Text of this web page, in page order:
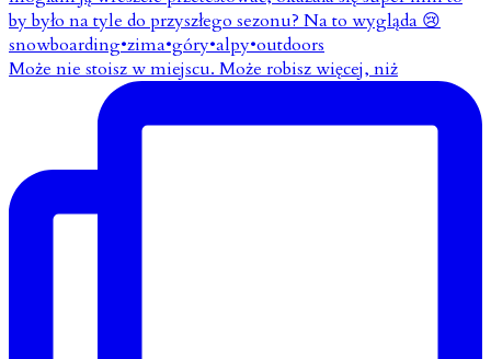
Może nie stoisz w miejscu. Może robisz więcej, niż